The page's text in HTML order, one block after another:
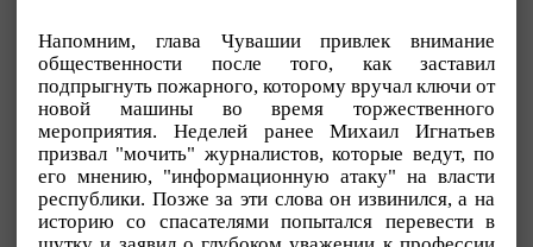
Напомним, глава Чувашии привлек внимание
общественности после того, как заставил
подпрыгнуть пожарного, которому вручал ключи от
новой машины во время торжественного
мероприятия. Неделей ранее Михаил Игнатьев
призвал "мочить" журналистов, которые ведут, по
его мнению, "информационную атаку" на власти
республики. Позже за эти слова он извинился, а на
историю со спасателями попытался перевести в